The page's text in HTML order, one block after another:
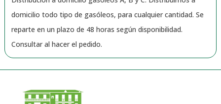
domicilio todo tipo de gasóleos, para cualquier cantidad. Se
reparte en un plazo de 48 horas según disponibilidad.
Consultar al hacer el pedido.